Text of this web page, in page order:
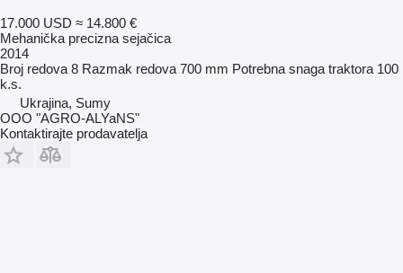
17.000 USD ≈ 14.800 €
Mehanička precizna sejačica
2014
Broj redova 8 Razmak redova 700 mm Potrebna snaga traktora 100
k.s.
Ukrajina, Sumy
OOO "AGRO-ALYaNS"
Kontaktirajte prodavatelja